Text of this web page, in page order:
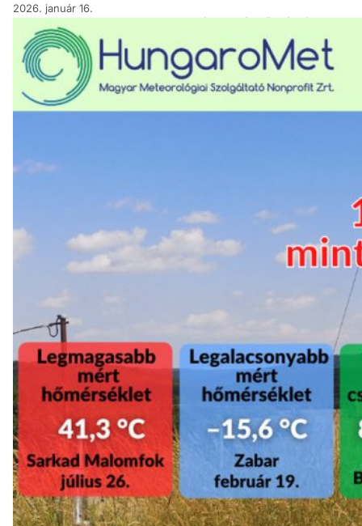
2026. január 16.
A 2025-ös év középhőmérséklete
legmelegebb a XX. század
2024-es aszályos évet követően
legszárazabb volt 1901 óta.
Tovább a tanulmányhoz